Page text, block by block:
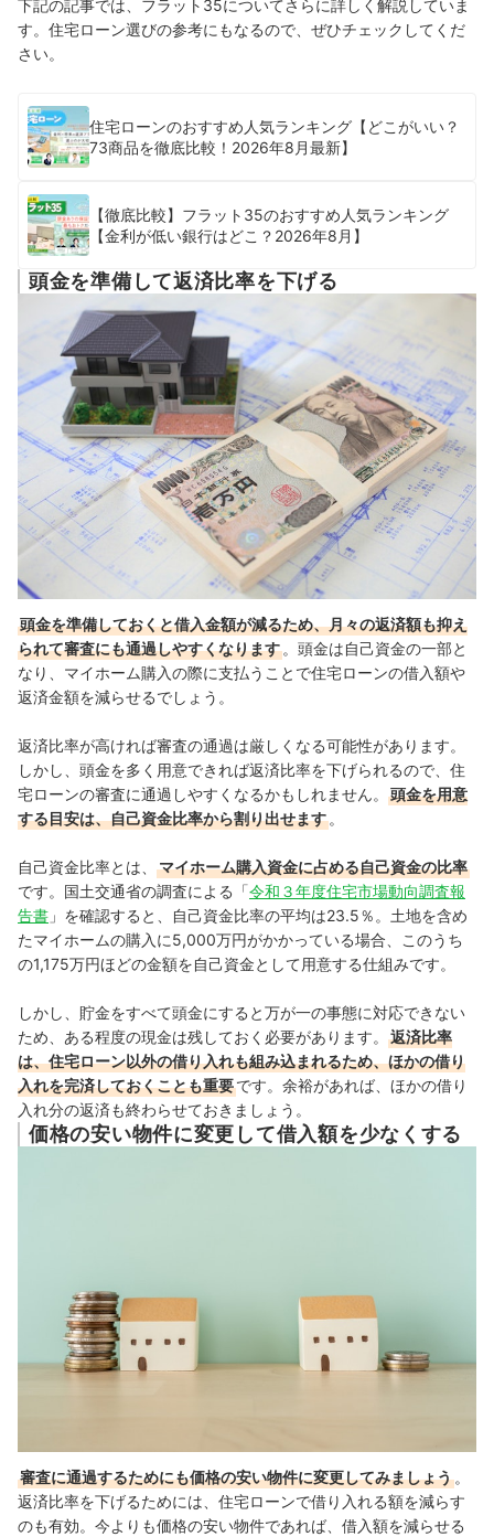
下記の記事では、フラット35についてさらに詳しく解説していま
す。住宅ローン選びの参考にもなるので、ぜひチェックしてくだ
さい。
住宅ローンのおすすめ人気ランキング【どこがいい？
73商品を徹底比較！2026年8月最新】
【徹底比較】フラット35のおすすめ人気ランキング
【金利が低い銀行はどこ？2026年8月】
頭金を準備して返済比率を下げる
頭金を準備しておくと借入金額が減るため、月々の返済額も抑え
られて審査にも通過しやすくなります 。頭金は自己資金の一部と
なり、マイホーム購入の際に支払うことで住宅ローンの借入額や
返済金額を減らせるでしょう。
返済比率が高ければ審査の通過は厳しくなる可能性があります。
しかし、頭金を多く用意できれば返済比率を下げられるので、住
宅ローンの審査に通過しやすくなるかもしれません。
頭金を用意
する目安は、自己資金比率から割り出せます 。
自己資金比率とは、
マイホーム購入資金に占める自己資金の比率
です。国土交通省の調査による「令和３年度住宅市場動向調査報
告書 」を確認すると、自己資金比率の平均は23.5％。土地を含め
たマイホームの購入に5,000万円がかかっている場合、このうち
の1,175万円ほどの金額を自己資金として用意する仕組みです。
しかし、貯金をすべて頭金にすると万が一の事態に対応できない
ため、ある程度の現金は残しておく必要があります。
返済比率
は、住宅ローン以外の借り入れも組み込まれるため、ほかの借り
入れを完済しておくことも重要です。余裕があれば、ほかの借り
入れ分の返済も終わらせておきましょう。
価格の安い物件に変更して借入額を少なくする
審査に通過するためにも価格の安い物件に変更してみましょう 。
返済比率を下げるためには、住宅ローンで借り入れる額を減らす
のも有効。今よりも価格の安い物件であれば、借入額を減らせる